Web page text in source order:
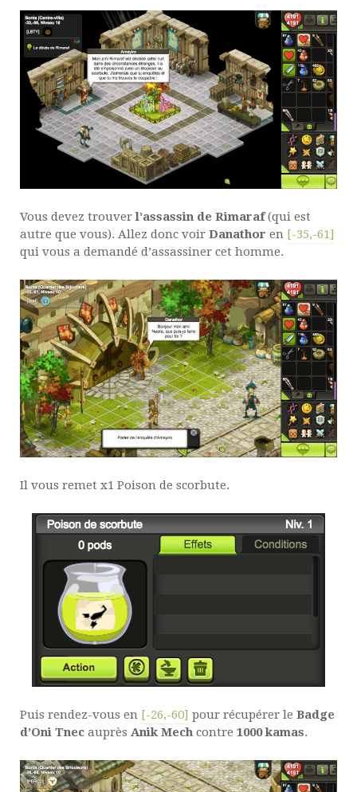
Vous devez trouverl’assassin de Rimaraf(qui est
autre que vous). Allez donc voir Danathor en [-35,-61]
qui vous a demandé d’assassiner cet homme.
Il vous remet x1 Poison de scorbute.
Puis rendez-vous en [-26,-60] pour récupérer le Badge
d’Oni Tnec auprès Anik Mech contre 1000 kamas.